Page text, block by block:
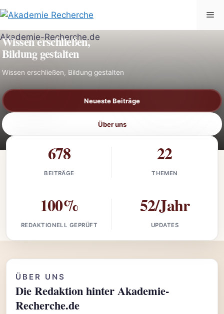
Inhalt
springen
Wissen erschließen,
Bildung gestalten
Wissen erschließen, Bildung gestalten
Neueste Beiträge
Über uns
678
BEITRÄGE
22
THEMEN
100%
REDAKTIONELL GEPRÜFT
52/Jahr
UPDATES
ÜBER UNS
Die Redaktion hinter Akademie-
Recherche.de